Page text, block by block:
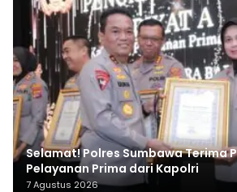
Selamat! Polres Sumbawa Terima
Pelayanan Prima dari Kapolri
7 Agustus 2026